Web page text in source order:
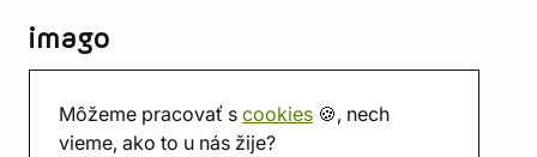
Môžeme pracovať s cookies 🍪, nech
vieme, ako to u nás žije?
imago
Predajňa
Herňa